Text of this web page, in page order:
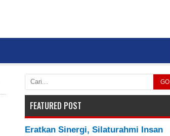
GO
FEATURED POST
Eratkan Sinergi, Silaturahmi Insan